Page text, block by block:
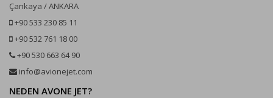
Çankaya / ANKARA
+90 533 230 85 11
+90 532 761 18 00
+90 530 663 64 90
info@avionejet.com
NEDEN AVONE JET?